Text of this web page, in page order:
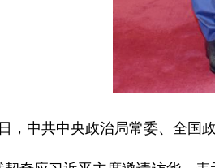
，中共中央政治局常委、全国